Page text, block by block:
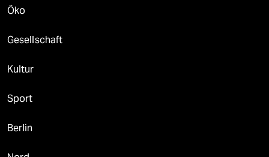
Öko
Gesellschaft
Kultur
Sport
Berlin